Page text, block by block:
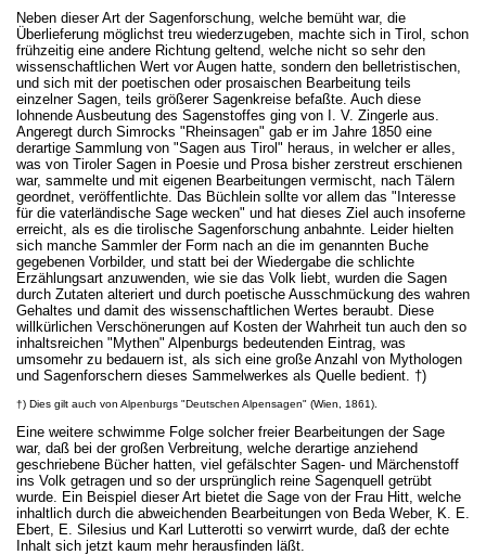
Neben dieser Art der Sagenforschung, welche bemüht war, die
Überlieferung möglichst treu wiederzugeben, machte sich in Tirol, schon
frühzeitig eine andere Richtung geltend, welche nicht so sehr den
wissenschaftlichen Wert vor Augen hatte, sondern den belletristischen,
und sich mit der poetischen oder prosaischen Bearbeitung teils
einzelner Sagen, teils größerer Sagenkreise befaßte. Auch diese
lohnende Ausbeutung des Sagenstoffes ging von I. V. Zingerle aus.
Angeregt durch Simrocks "Rheinsagen" gab er im Jahre 1850 eine
derartige Sammlung von "Sagen aus Tirol" heraus, in welcher er alles,
was von Tiroler Sagen in Poesie und Prosa bisher zerstreut erschienen
war, sammelte und mit eigenen Bearbeitungen vermischt, nach Tälern
geordnet, veröffentlichte. Das Büchlein sollte vor allem das "Interesse
für die vaterländische Sage wecken" und hat dieses Ziel auch insoferne
erreicht, als es die tirolische Sagenforschung anbahnte. Leider hielten
sich manche Sammler der Form nach an die im genannten Buche
gegebenen Vorbilder, und statt bei der Wiedergabe die schlichte
Erzählungsart anzuwenden, wie sie das Volk liebt, wurden die Sagen
durch Zutaten alteriert und durch poetische Ausschmückung des wahren
Gehaltes und damit des wissenschaftlichen Wertes beraubt. Diese
willkürlichen Verschönerungen auf Kosten der Wahrheit tun auch den so
inhaltsreichen "Mythen" Alpenburgs bedeutenden Eintrag, was
umsomehr zu bedauern ist, als sich eine große Anzahl von Mythologen
und Sagenforschern dieses Sammelwerkes als Quelle bedient. †)
†) Dies gilt auch von Alpenburgs "Deutschen Alpensagen" (Wien, 1861).
Eine weitere schwimme Folge solcher freier Bearbeitungen der Sage
war, daß bei der großen Verbreitung, welche derartige anziehend
geschriebene Bücher hatten, viel gefälschter Sagen- und Märchenstoff
ins Volk getragen und so der ursprünglich reine Sagenquell getrübt
wurde. Ein Beispiel dieser Art bietet die Sage von der Frau Hitt, welche
inhaltlich durch die abweichenden Bearbeitungen von Beda Weber, K. E.
Ebert, E. Silesius und Karl Lutterotti so verwirrt wurde, daß der echte
Inhalt sich jetzt kaum mehr herausfinden läßt.